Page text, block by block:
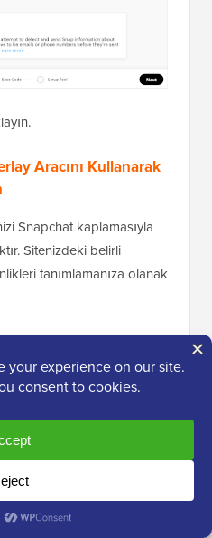
Aracını Kullanarak
Snapchat kaplamasıyla
Sitenizdeki belirli
tanımlamanıza olanak
kaplaması, bu düğme
etkinliği olarak izlemek
basit düğme
harikadır. Ancak,